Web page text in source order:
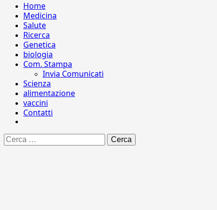
Home
Medicina
Salute
Ricerca
Genetica
biologia
Com. Stampa
Invia Comunicati
Scienza
alimentazione
vaccini
Contatti
Ricerca
per: